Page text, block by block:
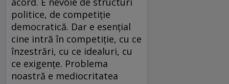
politice, de competiţie
democratică. Dar e esenţial
cine intră în competiţie, cu ce
înzestrări, cu ce idealuri, cu
ce exigenţe. Problema
noastră e mediocritatea